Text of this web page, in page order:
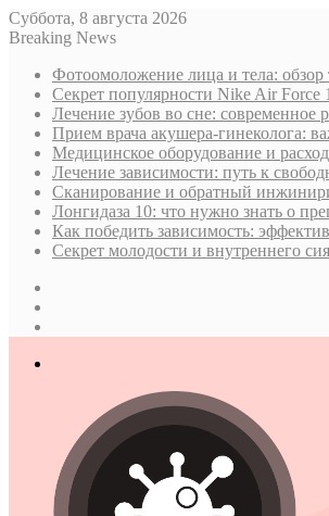
Суббота, 8 августа 2026
Breaking News
Фотоомоложение лица и тела: обзор
Секрет популярности Nike Air Force 1
Лечение зубов во сне: современное
Прием врача акушера-гинеколога:
Медицинское оборудование и
Лечение зависимости: путь к
Сканирование и обратный
Лонгидаза 10: что нужно знать о
Как победить зависимость:
Секрет молодости и внутреннего